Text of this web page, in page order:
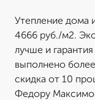
Утепление дома
4666 руб./м2.
лучше и
выполнено
скидка от 10
Федору